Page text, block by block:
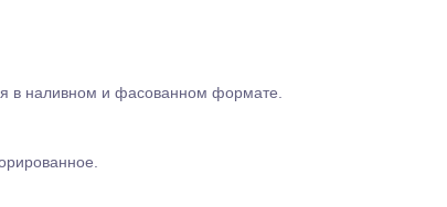
регламентов ЕАЭС.
в кормопроизводстве и животноводстве как